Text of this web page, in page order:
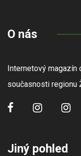
O nás
Internetový magazín
současnosti regionu
Jiný pohled